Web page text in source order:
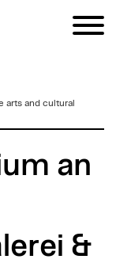
arts and cultural
an
&